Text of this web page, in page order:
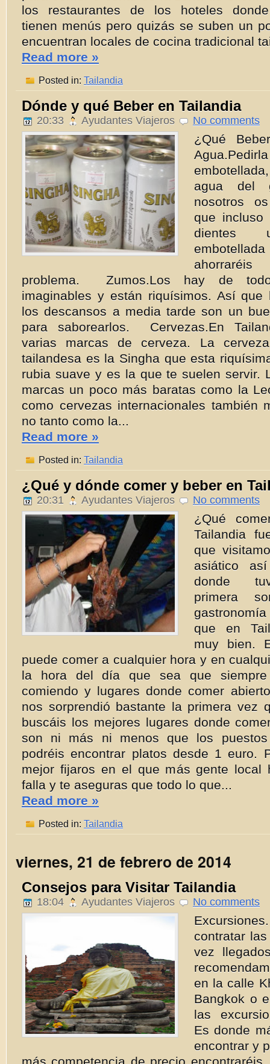
los restaurantes de los hoteles
tienen menús pero quizás se suben un
encuentran locales de cocina tradicional
Read more »
Posted in: Tailandia
Dónde y qué Beber en Tailandia
20:33 Ayudantes Viajeros No comments
¿Qué
agua del
nosotros
que incluso
dientes
problema. Zumos.Los hay de
imaginables y están riquísimos. Así que
los descansos a media tarde son un
para saborearlos. Cervezas.En
varias marcas de cerveza. La
tailandesa es la Singha que esta
rubia suave y es la que te suelen servir.
marcas un poco más baratas como la
como cervezas internacionales también
no tanto como la...
Read more »
Posted in: Tailandia
¿Qué y dónde comer y beber en
20:31 Ayudantes Viajeros No comments
¿Qué
Tailandia
que
asiático
donde
primera
que en
muy bien.
puede comer a cualquier hora y en
la hora del día que sea que
comiendo y lugares donde comer
nos sorprendió bastante la primera vez
buscáis los mejores lugares donde
son ni más ni menos que los puestos
podréis encontrar platos desde 1 euro.
mejor fijaros en el que más gente local
falla y te aseguras que todo lo que...
Read more »
Posted in: Tailandia
viernes, 21 de febrero de 2014
Consejos para Visitar Tailandia
18:04 Ayudantes Viajeros No comments
contratar
vez
en la calle
Bangkok o
las
Es donde
encontrar y